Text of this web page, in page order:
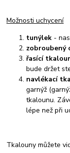
Možnosti uchycení
tunýlek -
zobroubený
řasící
bude držet
navlékací
garnýž
tkalounu.
lépe než při
Tkalouny můžete